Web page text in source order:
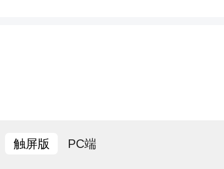
附近）固定测速，限速
触屏版 PC端